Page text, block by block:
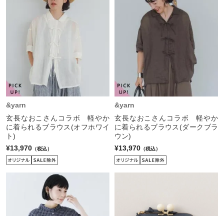
&yarn
玄長なおこさんコラボ 軽やか
に着られるブラウス(オフホワイ
ト)
¥13,970 （税込）
&yarn
玄長なおこさんコラボ 軽やか
に着られるブラウス(ダークブラ
ウン)
¥13,970 （税込）